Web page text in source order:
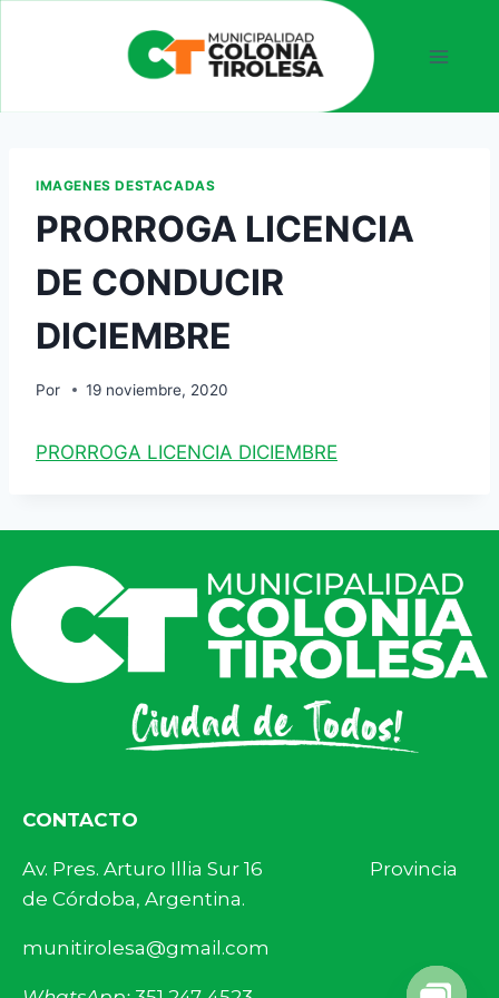
IMAGENES DESTACADAS
PRORROGA LICENCIA
DE CONDUCIR
DICIEMBRE
Por 19 noviembre, 2020
PRORROGA LICENCIA DICIEMBRE
CONTACTO
Av. Pres. Arturo Illia Sur 16 Provincia
de Córdoba, Argentina.
munitirolesa@gmail.com